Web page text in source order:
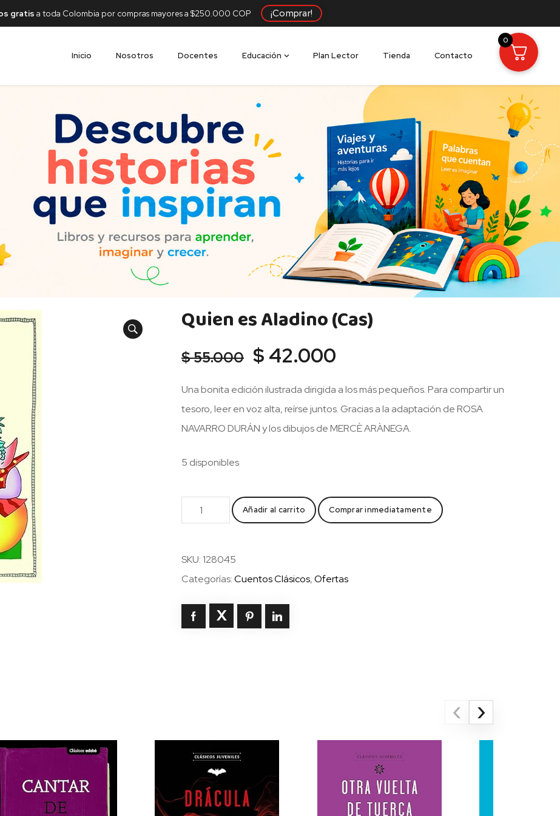
gratis a toda Colombia por compras mayores a $250.000 COP ¡Comprar!
Inicio Nosotros Docentes Educación Plan Lector Tienda Contacto
Quien es Aladino (Cas)
$55.000 El
original
era:
$ 55.000.
$ 42.000
actual
es:
$ 42.000.
Una bonita edición ilustrada dirigida a los más pequeños. Para compartir un
tesoro, leer en voz alta, reírse juntos. Gracias a la adaptación de ROSA
NAVARRO DURÁN y los dibujos de MERCÈ ARÀNEGA.
5 disponibles
Quien
es
(Cas)
Añadir al carrito Comprar inmediatamente
SKU:128045
Categorías:Cuentos Clásicos,Ofertas
‹ ›
0